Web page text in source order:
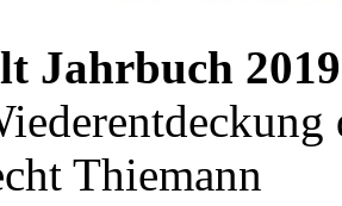
Jahrbuch 2019
Thiemann